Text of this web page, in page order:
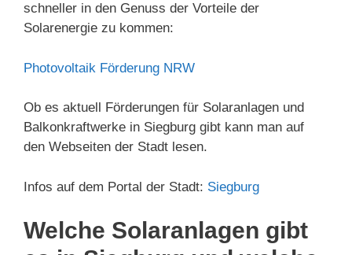
schneller in den Genuss der Vorteile der
Solarenergie zu kommen:
Photovoltaik Förderung NRW
Ob es aktuell Förderungen für Solaranlagen und
Balkonkraftwerke in Siegburg gibt kann man auf
den Webseiten der Stadt lesen.
Infos auf dem Portal der Stadt: Siegburg
Welche Solaranlagen gibt